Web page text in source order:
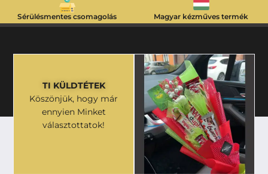
Sérülésmentes csomagolás Magyar kézműves termék
TI KÜLDTÉTEK
Köszönjük, hogy már
ennyien Minket
választottatok!